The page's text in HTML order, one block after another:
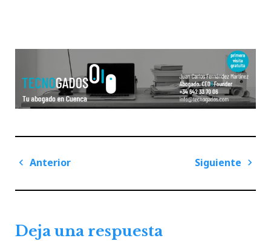
Navegación
entradas
Anterior
Siguiente
Deja una respuesta